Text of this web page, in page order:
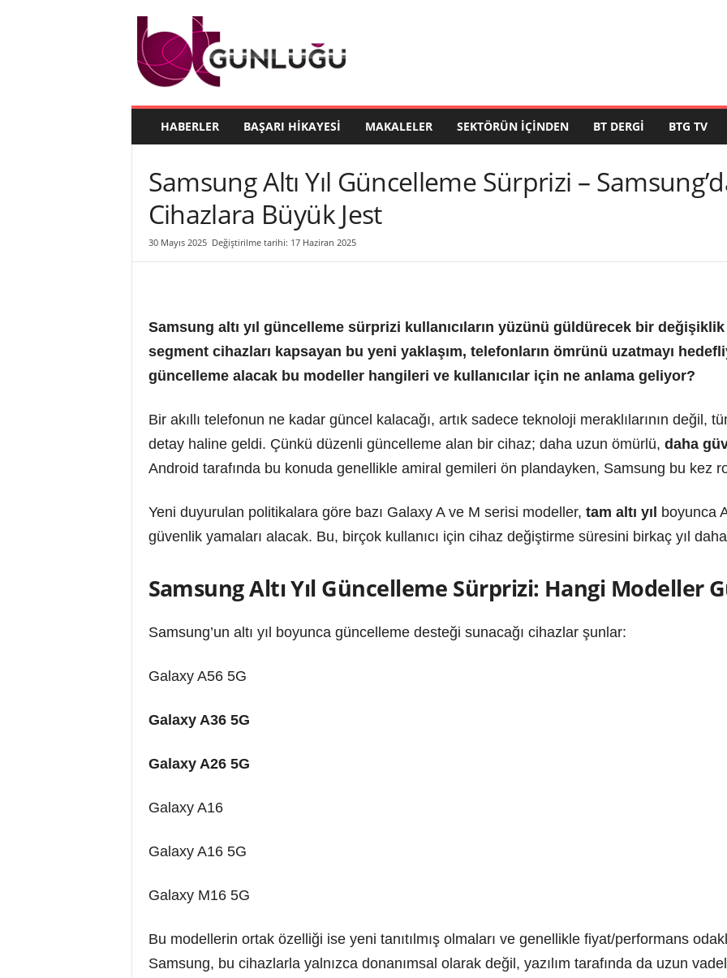
B
HABERLER BAŞARI HIKAYESI MAKALELER SEKTÖRÜN İÇINDEN BT DERGI BTG TV
Samsung Altı Yıl Güncelleme Sürprizi –
Cihazlara Büyük Jest
30 Mayıs 2025 Değiştirilme tarihi: 17 Haziran 2025
Samsung altı yıl güncelleme sürprizi kullanıcıların yüzünü güldürecek bir
segment cihazları kapsayan bu yeni yaklaşım, telefonların ömrünü uzatmayı
güncelleme alacak bu modeller hangileri ve kullanıcılar için ne anlama geliyor?
Bir akıllı telefonun ne kadar güncel kalacağı, artık sadece teknoloji meraklılarının değil,
detay haline geldi. Çünkü düzenli güncelleme alan bir cihaz; daha uzun ömürlü, daha
Android tarafında bu konuda genellikle amiral gemileri ön plandayken, Samsung bu kez
Yeni duyurulan politikalara göre bazı Galaxy A ve M serisi modeller, tam altı yıl
boyunca
güvenlik yamaları alacak. Bu, birçok kullanıcı için cihaz değiştirme süresini birkaç yıl
Samsung Altı Yıl Güncelleme Sürprizi: Hangi Modeller
Samsung’un altı yıl boyunca güncelleme desteği sunacağı cihazlar şunlar:
Galaxy A56 5G
Galaxy A36 5G
Galaxy A26 5G
Galaxy A16
Galaxy A16 5G
Galaxy M16 5G
Bu modellerin ortak özelliği ise yeni tanıtılmış olmaları ve genellikle fiyat/performans
Samsung, bu cihazlarla yalnızca donanımsal olarak değil, yazılım tarafında da uzun